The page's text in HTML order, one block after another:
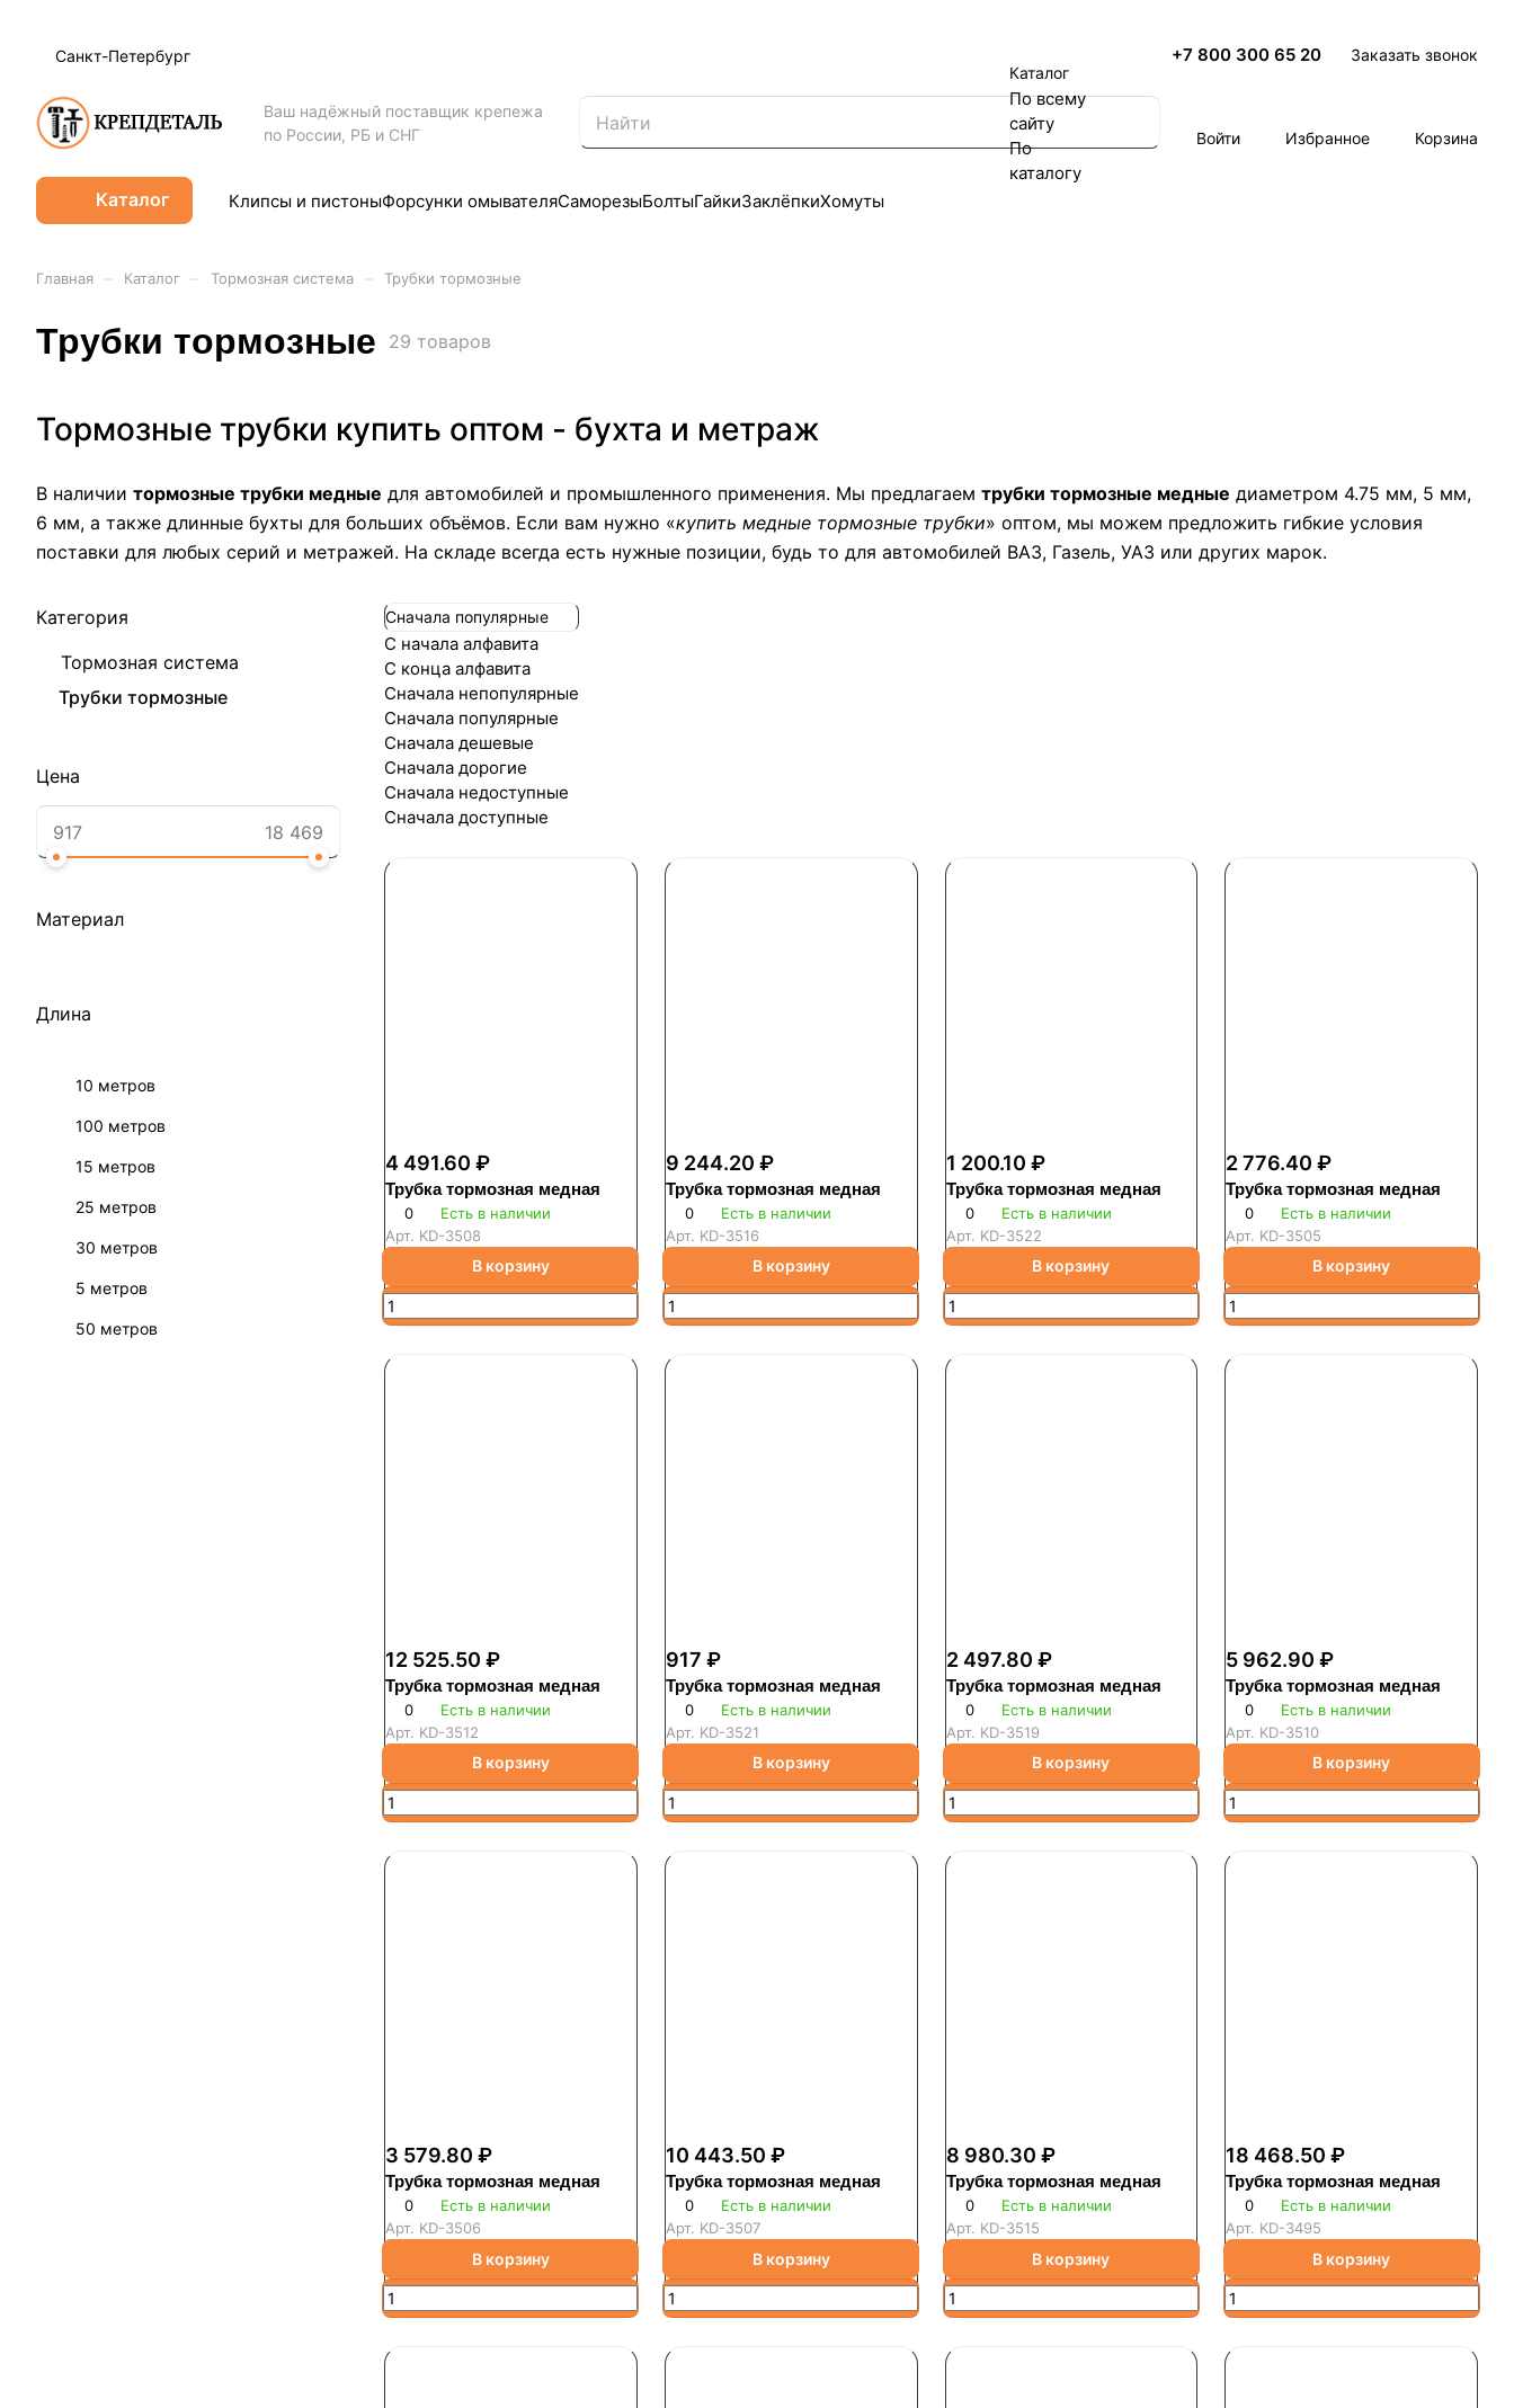
Санкт-Петербург +7 800 300 65 20 Заказать звонок
Ваш надёжный поставщик крепежа
по России, РБ и СНГ
Каталог
По всему
сайту
По
каталогу
Войти Избранное Корзина
Каталог Клипсы и пистоныФорсунки омывателяСаморезыБолтыГайкиЗаклёпкиХомуты
Главная Каталог Тормозная система Трубки тормозные
Трубки тормозные 29 товаров
Тормозные трубки купить оптом - бухта и метраж
В наличии тормозные трубки медные для автомобилей и промышленного применения. Мы предлагаем трубки тормозные медные диаметром 4.75 мм, 5 мм,
6 мм, а также длинные бухты для больших объёмов. Если вам нужно «купить медные тормозные трубки» оптом, мы можем предложить гибкие условия
поставки для любых серий и метражей. На складе всегда есть нужные позиции, будь то для автомобилей ВАЗ, Газель, УАЗ или других марок.
Сначала популярные
С начала алфавита
С конца алфавита
Сначала непопулярные
Сначала популярные
Сначала дешевые
Сначала дорогие
Сначала недоступные
Сначала доступные
4 491.60 ₽
Трубка тормозная медная
0
Есть в наличии
Арт. KD-3508
В корзину
9 244.20 ₽
Трубка тормозная медная
0
Есть в наличии
Арт. KD-3516
В корзину
1 200.10 ₽
Трубка тормозная медная
0
Есть в наличии
Арт. KD-3522
В корзину
2 776.40 ₽
Трубка тормозная медная
0
Есть в наличии
Арт. KD-3505
В корзину
12 525.50 ₽
Трубка тормозная медная
0
Есть в наличии
Арт. KD-3512
В корзину
917 ₽
Трубка тормозная медная
0
Есть в наличии
Арт. KD-3521
В корзину
2 497.80 ₽
Трубка тормозная медная
0
Есть в наличии
Арт. KD-3519
В корзину
5 962.90 ₽
Трубка тормозная медная
0
Есть в наличии
Арт. KD-3510
В корзину
3 579.80 ₽
Трубка тормозная медная
0
Есть в наличии
Арт. KD-3506
В корзину
10 443.50 ₽
Трубка тормозная медная
0
Есть в наличии
Арт. KD-3507
В корзину
8 980.30 ₽
Трубка тормозная медная
0
Есть в наличии
Арт. KD-3515
В корзину
18 468.50 ₽
Трубка тормозная медная
0
Есть в наличии
Арт. KD-3495
В корзину
Категория
Тормозная система
Трубки тормозные
Цена
Материал
Длина
10 метров
100 метров
15 метров
25 метров
30 метров
5 метров
50 метров